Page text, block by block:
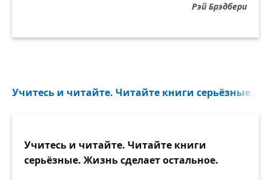
Рэй Брэдбери
Учитесь и читайте. Читайте книги серьёзные...
Учитесь и читайте. Читайте книги
серьёзные. Жизнь сделает остальное.